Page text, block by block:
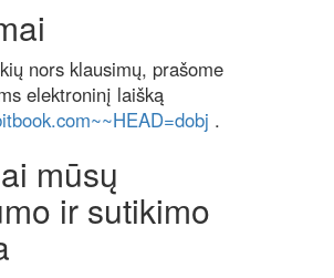
nors klausimų, prašome
elektroninį laišką
.
mūsų
ir sutikimo